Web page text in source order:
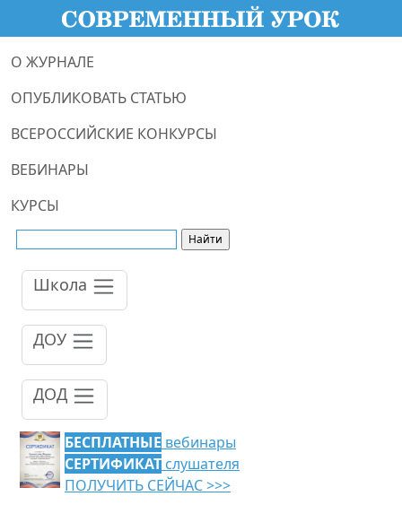
О ЖУРНАЛЕ
ОПУБЛИКОВАТЬ СТАТЬЮ
ВСЕРОССИЙСКИЕ КОНКУРСЫ
ВЕБИНАРЫ
КУРСЫ
Школа
ДОУ
ДОД
БЕСПЛАТНЫЕ вебинары
СЕРТИФИКАТ слушателя
ПОЛУЧИТЬ СЕЙЧАС >>>